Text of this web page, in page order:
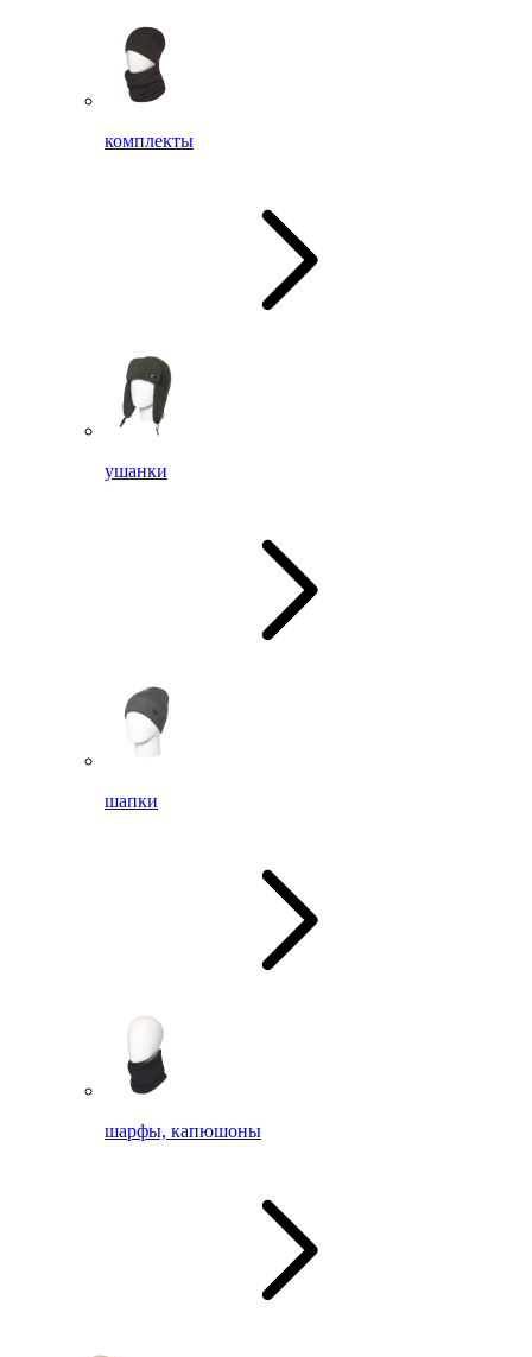
комплекты
ушанки
шапки
шарфы, капюшоны